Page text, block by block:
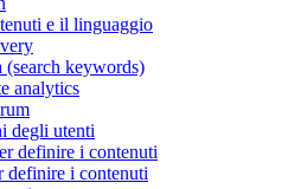
e il linguaggio
keywords)
analytics
degli utenti
definire i contenuti
definire i contenuti